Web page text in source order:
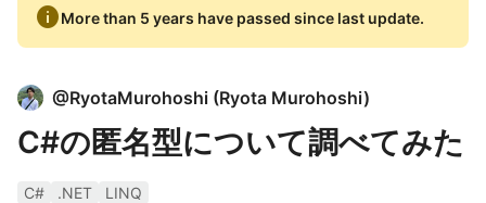
infoMore than 5 years have passed since last update.
@RyotaMurohoshi (Ryota Murohoshi)
C#の匿名型について調べてみた
C# .NET
LINQ